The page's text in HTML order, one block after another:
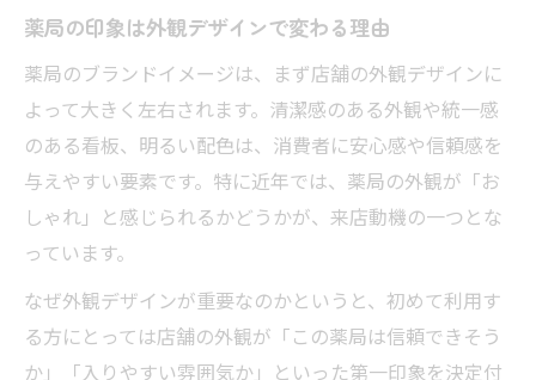
薬局のブランドイメージが信頼感を左右す
る
消費者は薬局の何をブランドで感じ取るの
か
薬局選びに影響するブランドイメージの役
割
薬局のブランドメッセージが購買行動を促
す
ブランドイメージと薬局の安心感の関係性
薬局選びに大切なイメージの作られ方
薬局の印象は外観デザインで変わる理由
薬局のブランドイメージは、まず店舗の外観デザインに
よって大きく左右されます。清潔感のある外観や統一感
のある看板、明るい配色は、消費者に安心感や信頼感を
与えやすい要素です。特に近年では、薬局の外観が「お
しゃれ」と感じられるかどうかが、来店動機の一つとな
っています。
なぜ外観デザインが重要なのかというと、初めて利用す
る方にとっては店舗の外観が「この薬局は信頼できそう
か」「入りやすい雰囲気か」といった第一印象を決定付